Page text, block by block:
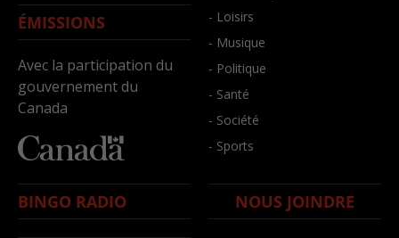
ÉMISSIONS
Avec la participation du
gouvernement du
Canada
- Loisirs
- Musique
- Politique
- Santé
- Société
- Sports
BINGO RADIO NOUS JOINDRE